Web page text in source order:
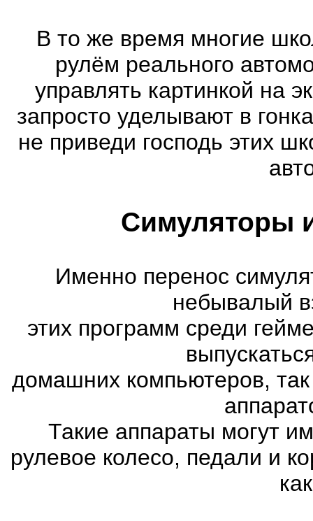
В то же время многие
рулём реального
управлять картинкой на
запросто уделывают в
не приведи господь этих
Симуляторы
Именно перенос
небывалый
этих программ среди
домашних компьютеров,
Такие аппараты могут
рулевое колесо, педали и